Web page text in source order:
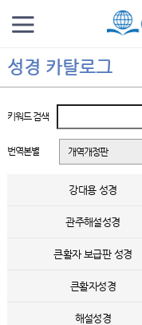
성경 카탈로그
키워드 검색
번역본별 개역개정판
강대용 성경
관주해설성경
큰활자 보급판 성경
큰활자성경
해설성경